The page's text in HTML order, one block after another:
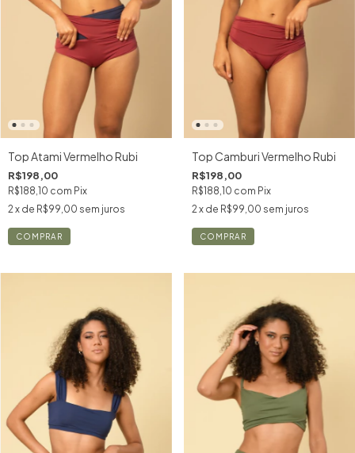
Top Atami Vermelho Rubi
R$198,00
R$188,10 com Pix
2 x de R$99,00 sem juros
COMPRAR
Top Camburi Vermelho Rubi
R$198,00
R$188,10 com Pix
2 x de R$99,00 sem juros
COMPRAR